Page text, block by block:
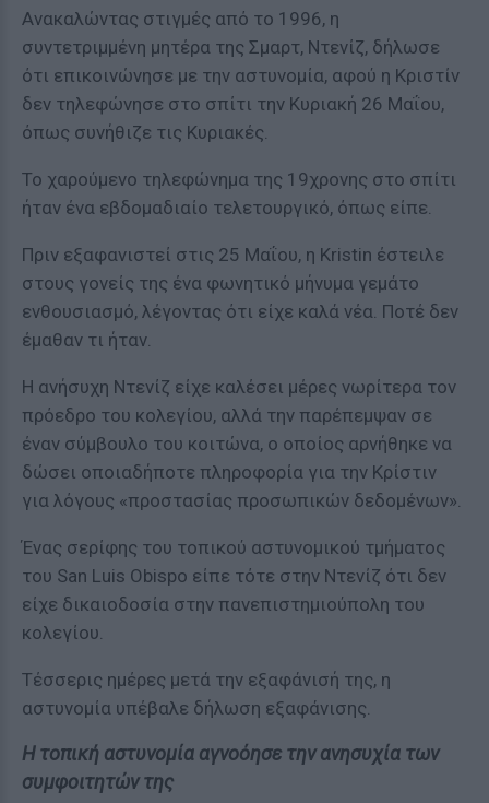
Ανακαλώντας στιγμές από το 1996, η
συντετριμμένη μητέρα της Σμαρτ, Ντενίζ, δήλωσε
ότι επικοινώνησε με την αστυνομία, αφού η Κριστίν
δεν τηλεφώνησε στο σπίτι την Κυριακή 26 Μαΐου,
όπως συνήθιζε τις Κυριακές.
Το χαρούμενο τηλεφώνημα της 19χρονης στο σπίτι
ήταν ένα εβδομαδιαίο τελετουργικό, όπως είπε.
Πριν εξαφανιστεί στις 25 Μαΐου, η Kristin έστειλε
στους γονείς της ένα φωνητικό μήνυμα γεμάτο
ενθουσιασμό, λέγοντας ότι είχε καλά νέα. Ποτέ δεν
έμαθαν τι ήταν.
Η ανήσυχη Ντενίζ είχε καλέσει μέρες νωρίτερα τον
πρόεδρο του κολεγίου, αλλά την παρέπεμψαν σε
έναν σύμβουλο του κοιτώνα, ο οποίος αρνήθηκε να
δώσει οποιαδήποτε πληροφορία για την Κρίστιν
για λόγους «προστασίας προσωπικών δεδομένων».
Ένας σερίφης του τοπικού αστυνομικού τμήματος
του San Luis Obispo είπε τότε στην Ντενίζ ότι δεν
είχε δικαιοδοσία στην πανεπιστημιούπολη του
κολεγίου.
Τέσσερις ημέρες μετά την εξαφάνισή της, η
αστυνομία υπέβαλε δήλωση εξαφάνισης.
Η τοπική αστυνομία αγνοόησε την ανησυχία των
συμφοιτητών της